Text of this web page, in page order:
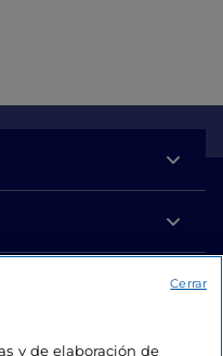
y de elaboración de
Cerrar